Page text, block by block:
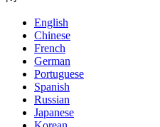
English
Chinese
French
German
Portuguese
Spanish
Russian
Japanese